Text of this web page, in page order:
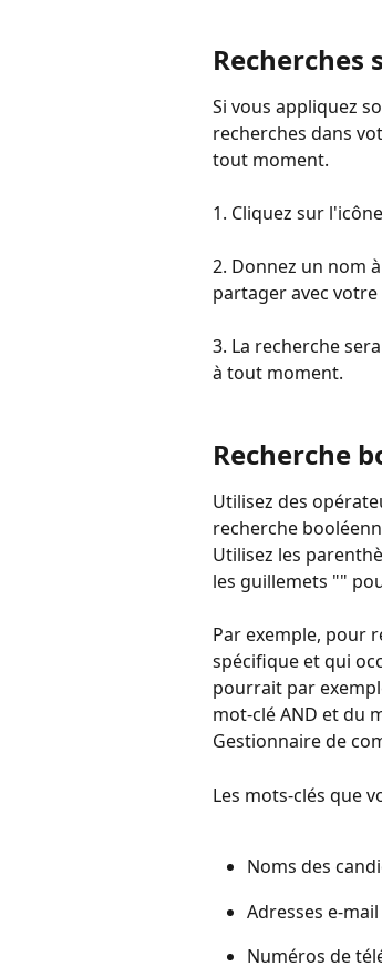
Recherches
Si vous appliquez
recherches dans
tout moment.
1. Cliquez sur
2. Donnez un nom
partager avec votre
3. La recherche
à tout moment.
Recherche
Utilisez des
recherche
Utilisez les
les guillemets ""
Par exemple, pour
spécifique et qui
pourrait par
mot-clé AND et du
Gestionnaire de
Les mots-clés que
Noms des
Adresses e-mail
Numéros de